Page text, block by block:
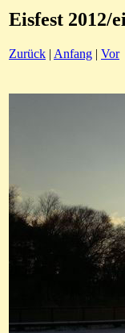
Eisfest 2012/
Zurück | Anfang | Vor